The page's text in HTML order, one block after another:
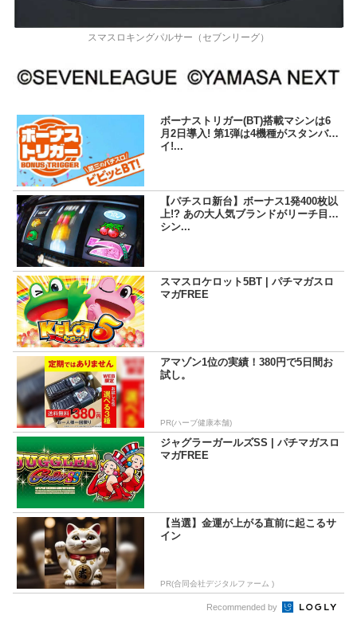
スマスロキングパルサー（セブンリーグ）
ボーナストリガー(BT)搭載マシンは6
月2日導入! 第1弾は4機種がスタンバ
イ!...
【パチスロ新台】ボーナス1発400枚以
上!? あの大人気ブランドがリーチ目マ
シン...
スマスロケロット5BT | パチマガスロ
マガFREE
アマゾン1位の実績！380円で5日間お
試し。
PR(ハーブ健康本舗)
ジャグラーガールズSS | パチマガスロ
マガFREE
【当選】金運が上がる直前に起こるサ
イン
PR(合同会社デジタルファーム )
Recommended by